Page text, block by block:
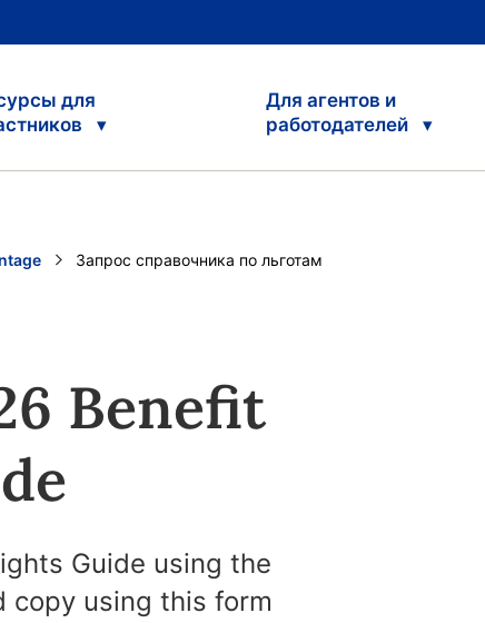
для
Для агентов и
работодателей
Current:
Запрос справочника по льготам
Benefit
Guide using the
copy using this form